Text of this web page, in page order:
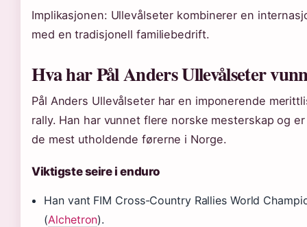
Implikasjonen: Ullevålseter kombinerer en
med en tradisjonell familiebedrift.
Hva har Pål Anders Ullevålseter
Pål Anders Ullevålseter har en imponerende
rally. Han har vunnet flere norske mesterskap og
de mest utholdende førerne i Norge.
Viktigste seire i enduro
Han vant FIM Cross-Country Rallies World
(Alchetron).